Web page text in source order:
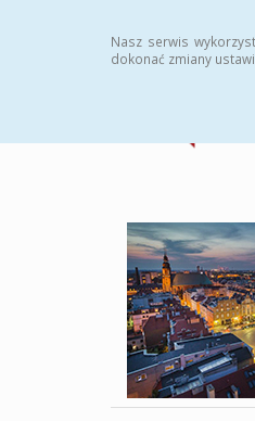
Nasz serwis
dokonać zmiany